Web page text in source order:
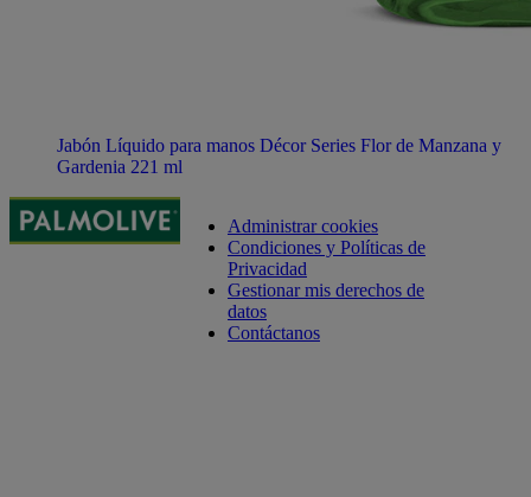
Jabón Líquido para manos Décor Series Flor de Manzana y
Gardenia 221 ml
Administrar cookies
Condiciones y Políticas de
Privacidad
Gestionar mis derechos de
datos
Contáctanos